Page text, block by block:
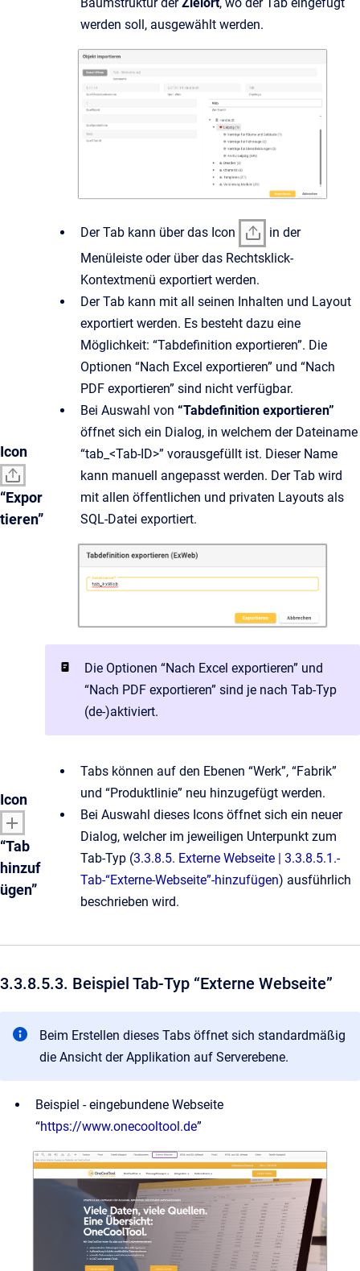
Baumstruktur derZielort, wo der Tab eingefügt
werden soll, ausgewählt werden.
Icon
“Expor
tieren”
Der Tab kann über das Icon
in der
Menüleiste oder über das Rechtsklick-
Kontextmenü exportiert werden.
Der Tab kann mit all seinen Inhalten und Layout
exportiert werden. Es besteht dazu eine
Möglichkeit: “Tabdefinition exportieren”. Die
Optionen “Nach Excel exportieren” und “Nach
PDF exportieren” sind nicht verfügbar.
Bei Auswahl von “Tabdefinition exportieren”
öffnet sich ein Dialog, in welchem der Dateiname
“tab_<Tab-ID>” vorausgefüllt ist. Dieser Name
kann manuell angepasst werden. Der Tab wird
mit allen öffentlichen und privaten Layouts als
SQL-Datei exportiert.
Die Optionen “Nach Excel exportieren” und
“Nach PDF exportieren” sind je nach Tab-Typ
(de-)aktiviert.
Icon
“Tab
hinzuf
ügen”
Tabs können auf den Ebenen “Werk”, “Fabrik”
und “Produktlinie” neu hinzugefügt werden.
Bei Auswahl dieses Icons öffnet sich ein neuer
Dialog, welcher im jeweiligen Unterpunkt zum
Tab-Typ (3.3.8.5. Externe Webseite | 3.3.8.5.1.-
Tab-“Externe-Webseite”-hinzufügen) ausführlich
beschrieben wird.
3.3.8.5.3. Beispiel Tab-Typ “Externe Webseite”
Beim Erstellen dieses Tabs öffnet sich standardmäßig
die Ansicht der Applikation auf Serverebene.
Beispiel - eingebundene Webseite
“https://www.onecooltool.de”